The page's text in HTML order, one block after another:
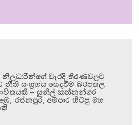
නිලධාරීන්ගේ වැරදි තීරණවලට
නීති සංග්‍රහය යෙදවීම බරපතල
– සුනිල් කන්නන්ගර
රත්නපුර, අම්පාර හිටපු මහ